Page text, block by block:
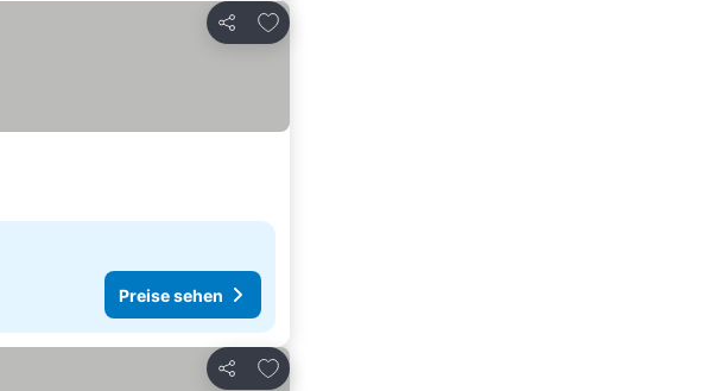
Teilen
Zu Favoriten hinzufügen
Preise sehen
Teilen
Zu Favoriten hinzufügen